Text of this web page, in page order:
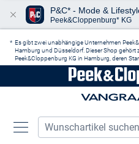
Es gibt zwei unabhängige Unternehmen
Hamburg und Düsseldorf. Dieser Shop gehört
Peek&Cloppenburg KG in Hamburg, deren
P&C* - Mode &
Peek&Cloppenburg* KG